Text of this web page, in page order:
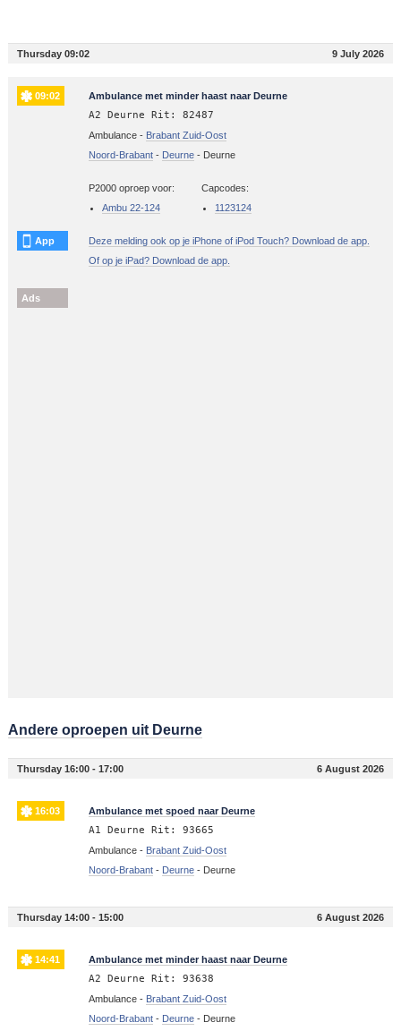
Thursday 09:02 9 July 2026
09:02 Ambulance met minder haast naar Deurne
A2 Deurne Rit: 82487
Ambulance - Brabant Zuid-Oost
Noord-Brabant- Deurne- Deurne
P2000 oproep voor:
Ambu 22-124
Capcodes:
1123124
App
Deze melding ook op je iPhone of iPod Touch? Download de app.
Of op je iPad? Download de app.
Ads
Andere oproepen uit Deurne
Thursday 16:00 - 17:00 6 August 2026
16:03 Ambulance met spoed naar Deurne
A1 Deurne Rit: 93665
Ambulance - Brabant Zuid-Oost
Noord-Brabant- Deurne- Deurne
Thursday 14:00 - 15:00 6 August 2026
14:41 Ambulance met minder haast naar Deurne
A2 Deurne Rit: 93638
Ambulance - Brabant Zuid-Oost
Noord-Brabant- Deurne- Deurne